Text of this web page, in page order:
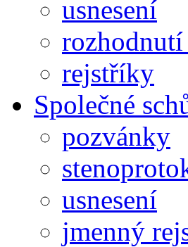
usnesení
rozhodnutí
rejstříky
Společné
pozvánky
usnesení
jmenný